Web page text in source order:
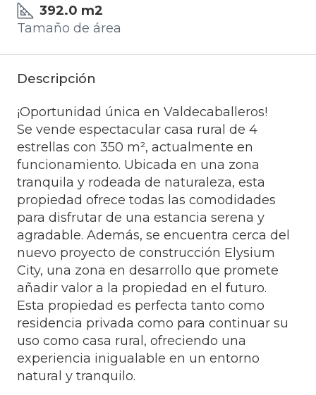
392.0 m2
Tamaño de área
Descripción
¡Oportunidad única en Valdecaballeros!
Se vende espectacular casa rural de 4
estrellas con 350 m², actualmente en
funcionamiento. Ubicada en una zona
tranquila y rodeada de naturaleza, esta
propiedad ofrece todas las comodidades
para disfrutar de una estancia serena y
agradable. Además, se encuentra cerca del
nuevo proyecto de construcción Elysium
City, una zona en desarrollo que promete
añadir valor a la propiedad en el futuro.
Esta propiedad es perfecta tanto como
residencia privada como para continuar su
uso como casa rural, ofreciendo una
experiencia inigualable en un entorno
natural y tranquilo.